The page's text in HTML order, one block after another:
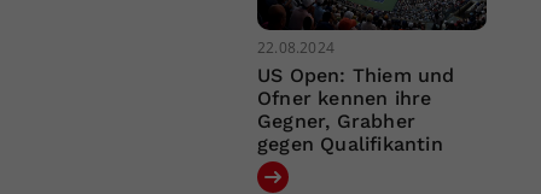
22.08.2024
US Open: Thiem und
Ofner kennen ihre
Gegner, Grabher
gegen Qualifikantin